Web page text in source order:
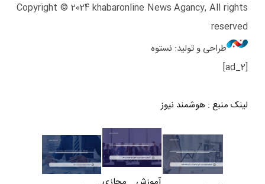
Copyright © 2024 khabaronline News Agancy, All rights
reserved
طراحی و تولید: نستوه
[ad_2]
لینک منبع : هوشمند نیوز